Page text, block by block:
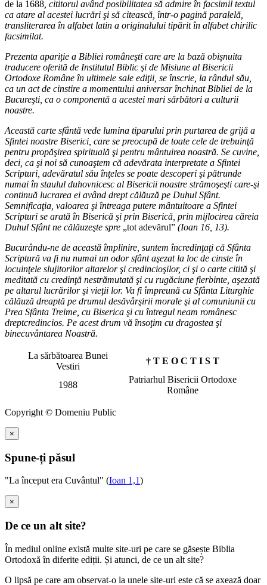
de la 1688 , cititorul având posibilitatea să admire în facsimil textul
ca atare al acestei lucrări şi să citească, într-o pagină paralelă,
transliterarea în alfabet latin a originalului tipărit în alfabet chirilic
facsimilat.
Prezenta apariţie a Bibliei româneşti care are la bază obişnuita
traducere oferită de Institutul Biblic şi de Misiune al Bisericii
Ortodoxe Române în ultimele sale ediţii, se înscrie, la rândul său,
ca un act de cinstire a momentului aniversar închinat Bibliei de la
Bucureşti, ca o componentă a acestei mari sărbători a culturii
noastre.
Această carte sfântă vede lumina tiparului prin purtarea de grijă a
Sfintei noastre Biserici, care se preocupă de toate cele de trebuinţă
pentru propăşirea spirituală şi pentru mântuirea noastră. Se cuvine,
deci, ca şi noi să cunoaştem că adevărata interpretate a Sfintei
Scripturi, adevăratul său înţeles se poate descoperi şi pătrunde
numai în staulul duhovnicesc al Bisericii noastre strămoşeşti care-şi
continuă lucrarea ei având drept călăuză pe Duhul Sfânt.
Semnificaţia, valoarea şi întreaga putere mântuitoare a Sfintei
Scripturi se arată în Biserică şi prin Biserică, prin mijlocirea căreia
Duhul Sfânt ne călăuzeşte spre „tot adevărul” (Ioan 16, 13).
Bucurându-ne de această împlinire, suntem încredinţaţi că Sfânta
Scriptură va fi nu numai un odor sfânt aşezat la loc de cinste în
locuinţele slujitorilor altarelor şi credincioşilor, ci şi o carte citită şi
meditată cu credinţă nestrămutată şi cu rugăciune fierbinte, aşezată
pe altarul lucrărilor şi vieţii lor. Va fi împreună cu Sfânta Liturghie
călăuză dreaptă pe drumul desăvârşirii morale şi al comuniunii cu
Prea Sfânta Treime, cu Biserica şi cu întregul neam românesc
dreptcredincios. Pe acest drum vă însoţim cu dragostea şi
binecuvântarea Noastră.
La sărbătoarea Bunei
Vestiri
† T E O C T I S T
1988
Patriarhul Bisericii Ortodoxe
Române
Copyright © Domeniu Public
×
Spune-ți păsul
"La început era Cuvântul" (Ioan 1,1)
×
De ce un alt site?
În mediul online există multe site-uri pe care se găsește Biblia
Ortodoxă în diferite ediții. Și atunci, de ce un alt site?
O lipsă pe care am observat-o la unele site-uri este că se axează doar